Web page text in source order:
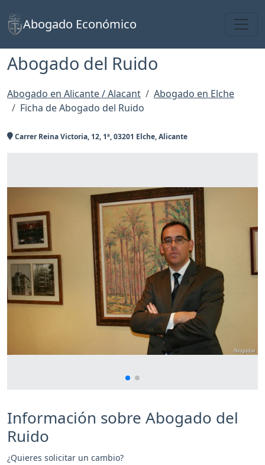
Abogado Económico
Abogado del Ruido
Abogado en Alicante / Alacant
Abogado en Elche
Ficha de Abogado del Ruido
Carrer Reina Victoria, 12, 1ª, 03201 Elche, Alicante
Información sobre Abogado del
Ruido
¿Quieres solicitar un cambio?